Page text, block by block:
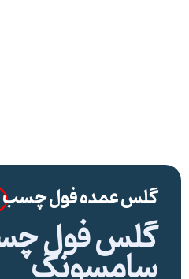
گلس عمده فول چسب
گلس فول